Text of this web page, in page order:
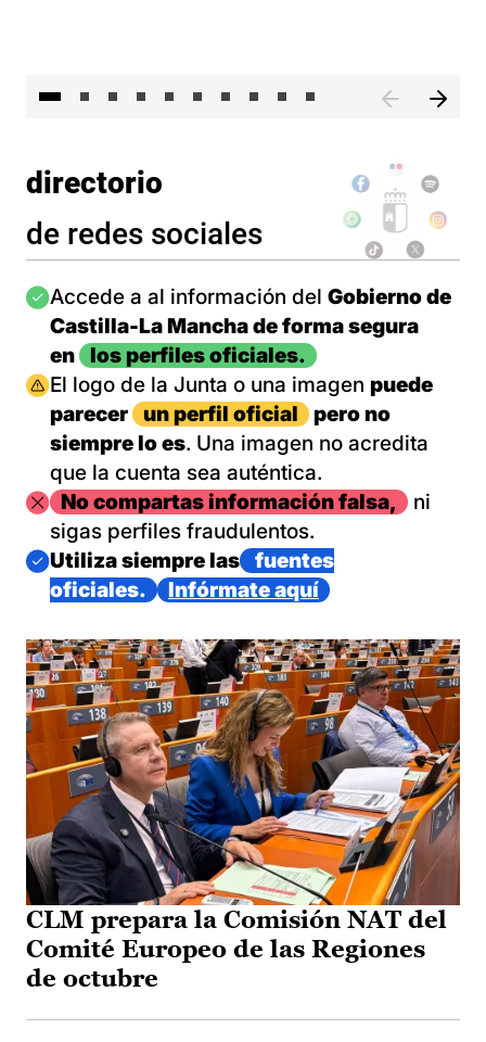
directorio
de redes sociales
Imagen
Accede a al información del Gobierno de
Castilla-La Mancha de forma segura
en
los perfiles oficiales.
Imagen
El logo de la Junta o una imagen puede
parecer
un perfil oficial
pero no
siempre lo es. Una imagen no acredita
que la cuenta sea auténtica.
ImagenNo compartas información falsa,
ni
sigas perfiles fraudulentos.
Imagen
Utiliza siempre las
fuentes
oficiales.
Infórmate aquí
CLM prepara la Comisión NAT del
Comité Europeo de las Regiones
de octubre